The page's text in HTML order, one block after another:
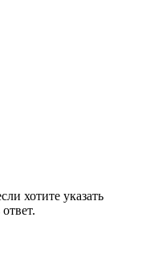
хотите указать